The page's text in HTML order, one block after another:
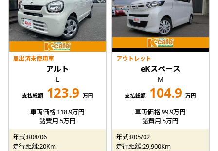
届出済未使用車
アルト
L
支払総額 123.9 万円
車両価格 118.9万円
諸費用 5万円
年式:R08/06
走行距離:20Km
アウトレット
eKスペース
M
支払総額 104.9 万円
車両価格 99.9万円
諸費用 5万円
年式:R05/02
走行距離:29,900Km